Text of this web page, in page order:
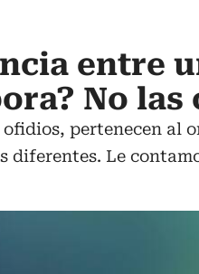
entre
No las
pertenecen al
diferentes. Le